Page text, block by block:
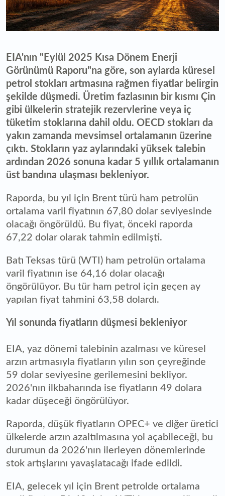
EIA'nın "Eylül 2025 Kısa Dönem Enerji
Görünümü Raporu"na göre, son aylarda küresel
petrol stokları artmasına rağmen fiyatlar belirgin
şekilde düşmedi. Üretim fazlasının bir kısmı Çin
gibi ülkelerin stratejik rezervlerine veya iç
tüketim stoklarına dahil oldu. OECD stokları da
yakın zamanda mevsimsel ortalamanın üzerine
çıktı. Stokların yaz aylarındaki yüksek talebin
ardından 2026 sonuna kadar 5 yıllık ortalamanın
üst bandına ulaşması bekleniyor.
Raporda, bu yıl için Brent türü ham petrolün
ortalama varil fiyatının 67,80 dolar seviyesinde
olacağı öngörüldü. Bu fiyat, önceki raporda
67,22 dolar olarak tahmin edilmişti.
Batı Teksas türü (WTI) ham petrolün ortalama
varil fiyatının ise 64,16 dolar olacağı
öngörülüyor. Bu tür ham petrol için geçen ay
yapılan fiyat tahmini 63,58 dolardı.
Yıl sonunda fiyatların düşmesi bekleniyor
EIA, yaz dönemi talebinin azalması ve küresel
arzın artmasıyla fiyatların yılın son çeyreğinde
59 dolar seviyesine gerilemesini bekliyor.
2026'nın ilkbaharında ise fiyatların 49 dolara
kadar düşeceği öngörülüyor.
Raporda, düşük fiyatların OPEC+ ve diğer üretici
ülkelerde arzın azaltılmasına yol açabileceği, bu
durumun da 2026'nın ilerleyen dönemlerinde
stok artışlarını yavaşlatacağı ifade edildi.
EIA, gelecek yıl için Brent petrolde ortalama